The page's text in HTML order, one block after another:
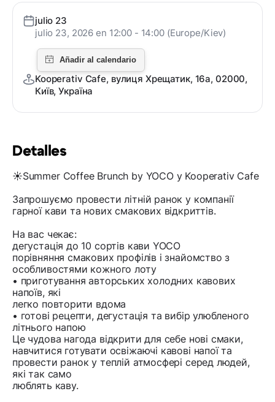
Detalles
☀️Summer Coffee Brunch by YOCO у Kooperativ Cafe
Запрошуємо провести літній ранок у компанії
гарної кави та нових смакових відкриттів.
На вас чекає:
дегустація до 10 сортів кави YOCO
порівняння смакових профілів і знайомство з
особливостями кожного лоту
• приготування авторських холодних кавових
напоїв, які
легко повторити вдома
• готові рецепти, дегустація та вибір улюбленого
літнього напою
Це чудова нагода відкрити для себе нові смаки,
навчитися готувати освіжаючі кавові напої та
провести ранок у теплій атмосфері серед людей,
які так само
люблять каву.
julio 23
julio 23, 2026 en 12:00 - 14:00 (Europe/Kiev)
Kooperativ Cafe, вулиця Хрещатик, 16а, 02000,
Київ, Україна